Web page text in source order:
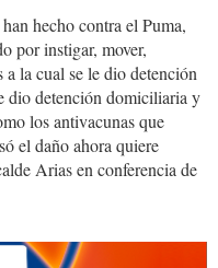
hecho contra el Puma,
por instigar, mover,
a la cual se le dio detención
dio detención domiciliaria y
los antivacunas que
el daño ahora quiere
Arias en conferencia de